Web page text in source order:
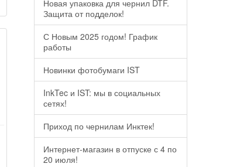
Новая упаковка для чернил DTF.
Защита от подделок!
С Новым 2025 годом! График
работы
Новинки фотобумаги IST
InkTec и IST: мы в социальных
сетях!
Приход по чернилам Инктек!
Интернет-магазин в отпуске с 4 по
20 июля!